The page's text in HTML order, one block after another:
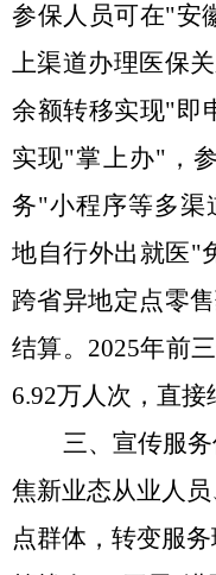
参保人员可在"安
上渠道办理医保
余额转移实现"即
实现"掌上办"，
务"小程序等多渠
地自行外出就医"
跨省异地定点零
结算。2025年前
6.92万人次，直接
三、宣传服
焦新业态从业人
点群体，转变服